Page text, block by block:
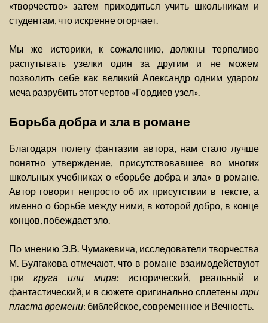
«творчество» затем приходиться учить школьникам и
студентам, что искренне огорчает.
Мы же историки, к сожалению, должны терпеливо
распутывать узелки один за другим и не можем
позволить себе как великий Александр одним ударом
меча разрубить этот чертов «Гордиев узел».
Борьба добра и зла в романе
Благодаря полету фантазии автора, нам стало лучше
понятно утверждение, присутствовавшее во многих
школьных учебниках о «борьбе добра и зла» в романе.
Автор говорит непросто об их присутствии в тексте, а
именно о борьбе между ними, в которой добро, в конце
концов, побеждает зло.
По мнению Э.В. Чумакевича, исследователи творчества
М. Булгакова отмечают, что в романе взаимодействуют
трикруга или мира:исторический, реальный и
фантастический, и в сюжете оригинально сплетены три
пласта времени: библейское, современное и Вечность.